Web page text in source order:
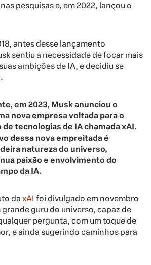
pesquisas e, em 2022, lançou o
antes desse lançamento
sentiu a necessidade de focar mais
ambições de IA, e decidiu se
em 2023, Musk anunciou o
nova empresa voltada para o
tecnologias de IA chamada xAI.
dessa nova empreitada é
natureza do universo,
paixão e envolvimento do
da IA.
da xAI foi divulgado em novembro
guru do universo, capaz de
pergunta, com um toque de
e ainda sugerindo caminhos para